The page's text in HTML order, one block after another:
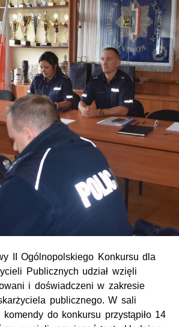
II Ogólnopolskiego Konkursu dla
Publicznych udział wzięli
i doświadczeni w zakresie
publicznego. W sali
do konkursu przystąpiło 14